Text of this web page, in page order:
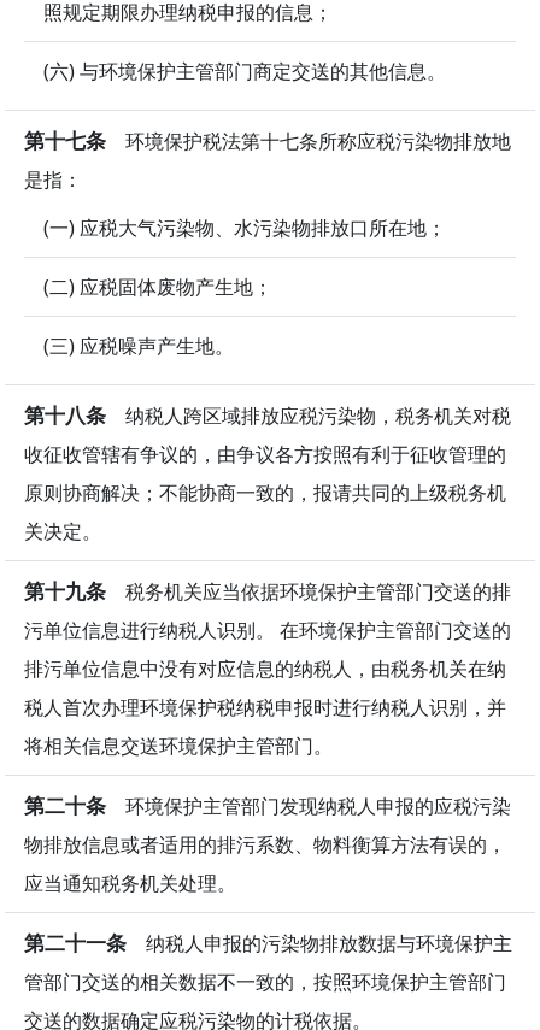
照规定期限办理纳税申报的信息；
(六) 与环境保护主管部门商定交送的其他信息。
第十七条 环境保护税法第十七条所称应税污染物排放地
是指：
(一) 应税大气污染物、水污染物排放口所在地；
(二) 应税固体废物产生地；
(三) 应税噪声产生地。
第十八条 纳税人跨区域排放应税污染物，税务机关对税
收征收管辖有争议的，由争议各方按照有利于征收管理的
原则协商解决；不能协商一致的，报请共同的上级税务机
关决定。
第十九条 税务机关应当依据环境保护主管部门交送的排
污单位信息进行纳税人识别。 在环境保护主管部门交送的
排污单位信息中没有对应信息的纳税人，由税务机关在纳
税人首次办理环境保护税纳税申报时进行纳税人识别，并
将相关信息交送环境保护主管部门。
第二十条 环境保护主管部门发现纳税人申报的应税污染
物排放信息或者适用的排污系数、物料衡算方法有误的，
应当通知税务机关处理。
第二十一条 纳税人申报的污染物排放数据与环境保护主
管部门交送的相关数据不一致的，按照环境保护主管部门
交送的数据确定应税污染物的计税依据。